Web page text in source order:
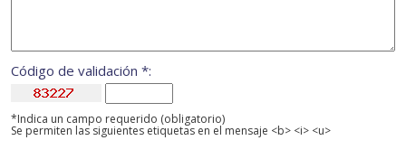
Código de validación *:
*Indica un campo requerido (obligatorio)
Se permiten las siguientes etiquetas en el mensaje <b> <i> <u>